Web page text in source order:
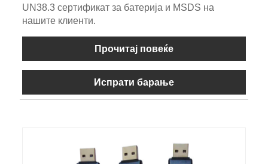
UN38.3 сертификат за батерија и MSDS на
нашите клиенти.
Прочитај повеќе
Испрати барање